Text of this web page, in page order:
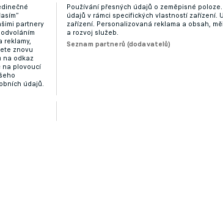
partnery
reklamy,
znovu
na odkaz
na plovoucí
údajů.
Používání přesných údajů o zeměpisné
údajů v rámci specifických vlastností zařízení.
zařízení. Personalizovaná reklama a obsah,
a rozvoj služeb.
Seznam partnerů (dodavatelů)